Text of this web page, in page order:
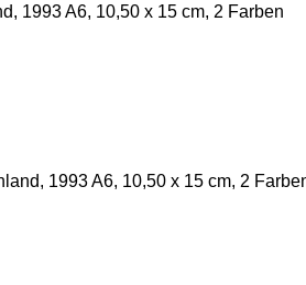
1993 A6, 10,50 x 15 cm, 2 Farben
1993 A6, 10,50 x 15 cm, 2